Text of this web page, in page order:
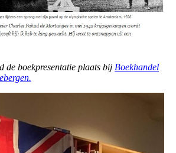
de boekpresentatie plaats bij Boekhandel